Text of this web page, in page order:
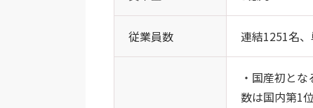
従業員数 連結1251名
・国産初と
数は国内第1